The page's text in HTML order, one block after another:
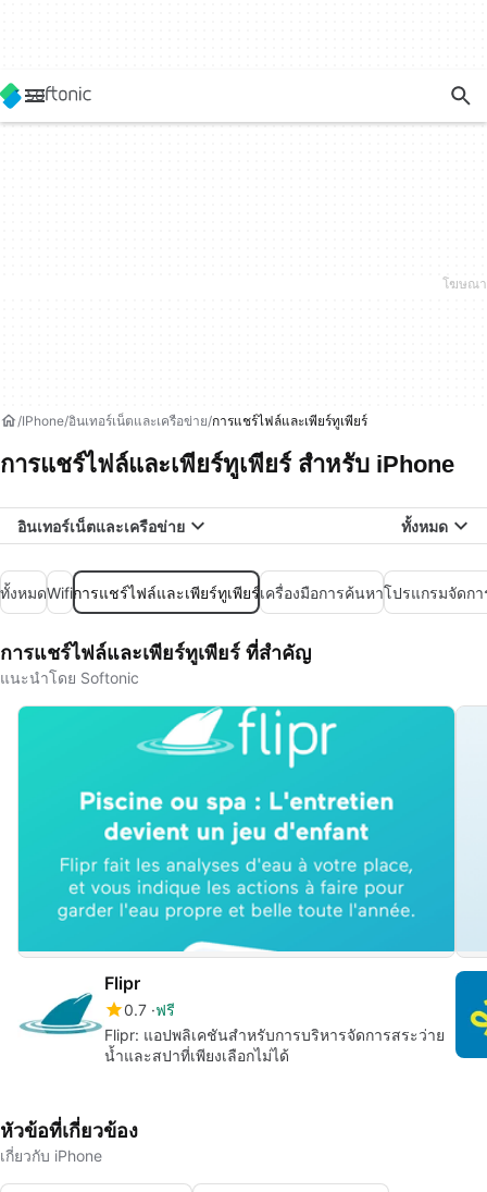
IPhone อินเทอร์เน็ตและเครือข่าย การแชร์ไฟล์และเพียร์ทูเพียร์
การแชร์ไฟล์และเพียร์ทูเพียร์ สำหรับ iPhone
อินเทอร์เน็ตและเครือข่าย ทั้งหมด
ทั้งหมดWifiการแชร์ไฟล์และเพียร์ทูเพียร์เครื่องมือการค้นหาโปรแกรมจัดก
การแชร์ไฟล์และเพียร์ทูเพียร์ ที่สำคัญ
แนะนำโดย Softonic
Flipr
0.7 ฟรี
Flipr: แอปพลิเคชันสำหรับการบริหารจัดการสระว่าย
น้ำและสปาที่เพียงเลือกไม่ได้
หัวข้อที่เกี่ยวข้อง
เกี่ยวกับ iPhone